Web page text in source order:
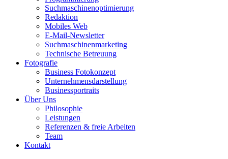
Suchmaschinenoptimierung
Redaktion
Mobiles Web
E-Mail-Newsletter
Suchmaschinenmarketing
Technische Betreuung
Fotografie
Business Fotokonzept
Unternehmensdarstellung
Businessportraits
Über Uns
Philosophie
Leistungen
Referenzen & freie Arbeiten
Team
Kontakt